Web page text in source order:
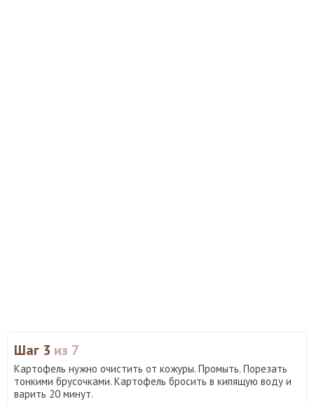
Шаг 3 из 7
Картофель нужно очистить от кожуры. Промыть. Порезать
тонкими брусочками. Картофель бросить в кипящую воду и
варить 20 минут.